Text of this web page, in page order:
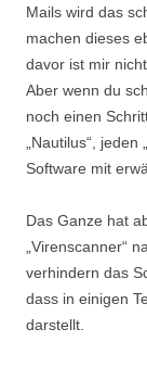
Mails wird das
machen dieses
davor ist mir
Aber wenn du
noch einen
„Nautilus“,
Software mit
Das Ganze hat
„Virenscanner“
verhindern das
dass in einigen
darstellt.